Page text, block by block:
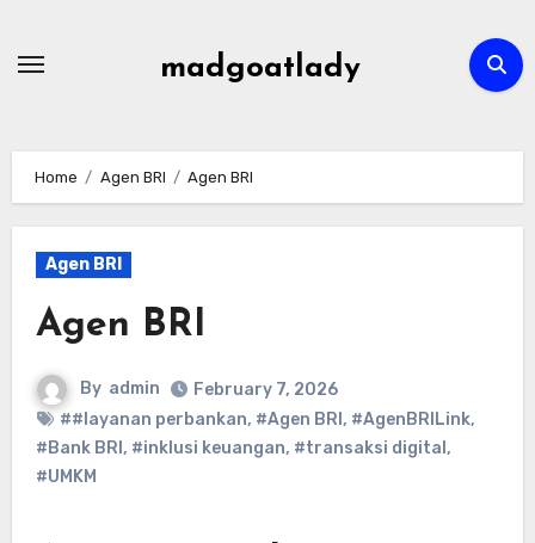
madgoatlady
Home Agen BRI Agen BRI
Agen BRI
Agen BRI
By admin
February 7, 2026
##layanan perbankan, #Agen BRI , #AgenBRILink,
#Bank BRI , #inklusi keuangan, #transaksi digital ,
#UMKM